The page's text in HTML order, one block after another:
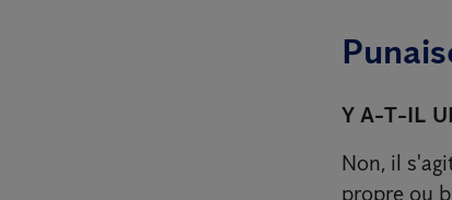
Y A-T-IL
Non, il
propre ou